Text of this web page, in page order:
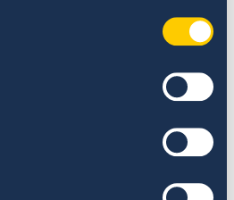
och
och dessa
och frekvens som
av ökad
avsmältning
ökad